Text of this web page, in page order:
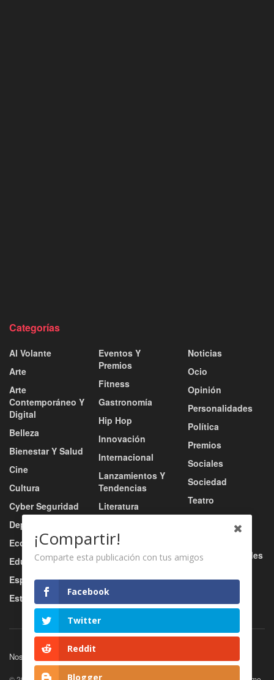
Categorías
Al Volante
Arte
Arte
Contemporáneo Y
Digital
Belleza
Bienestar Y Salud
Cine
Cultura
Cyber Seguridad
Deportes
Economía
Educación
Esports
Estilo De Vida
Eventos Y
Premios
Fitness
Gastronomía
Hip Hop
Innovación
Internacional
Lanzamientos Y
Tendencias
Literatura
Música
Música Urbana
Nacional
Negocio
Noticias
Ocio
Opinión
Personalidades
Política
Premios
Sociales
Sociedad
Teatro
Tecnología
Tv / Radio / Redes
Nosotros
¡Compartir!
Comparte esta publicación con tus amigos
Facebook
Twitter
Reddit
Blogger